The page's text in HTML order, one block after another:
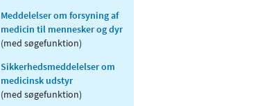
Meddelelser om forsyning af
medicin til mennesker og dyr
(med søgefunktion)
Sikkerhedsmeddelelser om
medicinsk udstyr
(med søgefunktion)